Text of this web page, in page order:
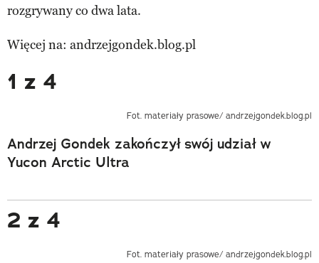
rozgrywany co dwa lata.
Więcej na: andrzejgondek.blog.pl
1 z 4
Fot. materiały prasowe/ andrzejgondek.blog.pl
Andrzej Gondek zakończył swój udział w
Yucon Arctic Ultra
2 z 4
Fot. materiały prasowe/ andrzejgondek.blog.pl